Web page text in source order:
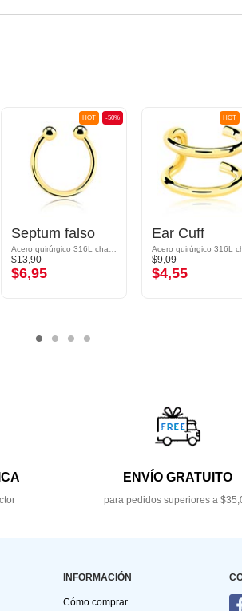
-50%
HOT
Septum falso
$13,90
$6,95
HOT
Ear Cuff
$9,09
$4,55
ENVÍO GRATUITO
para pedidos superiores a
INFORMACIÓN
Cómo comprar